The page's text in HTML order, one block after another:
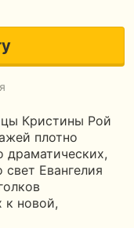
Кристины Рой
плотно
драматических,
Евангелия
к новой,